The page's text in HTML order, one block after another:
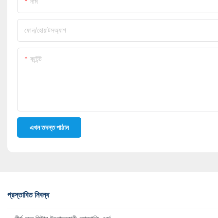
ফোন/হোয়াটসঅ্যাপ
কন্টেন্ট
এখন তদন্ত পাঠান
প্রস্তাবিত নিবন্ধ